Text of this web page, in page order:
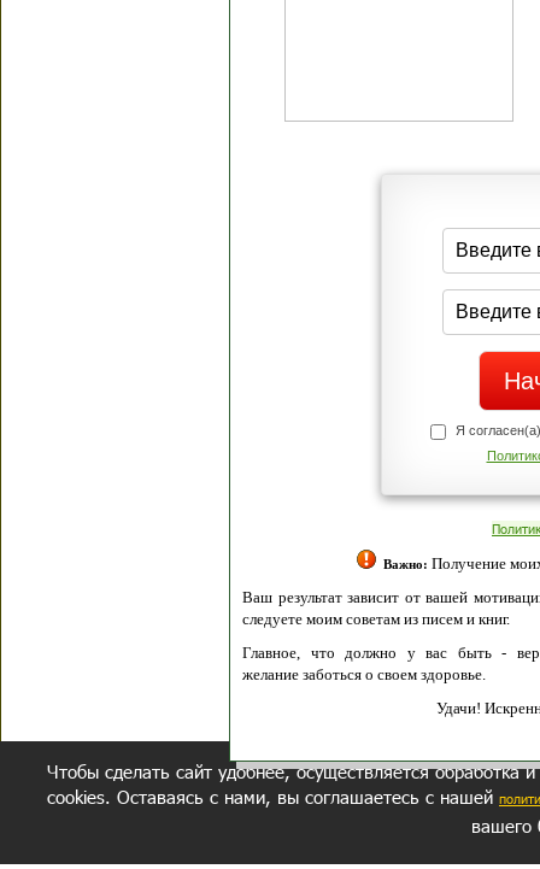
Я
Важно: Получение
Ваш результат зависит от вашей
следуете моим советам из писем и книг.
Главное, что должно у вас быть -
желание заботься о своем здоровье.
Удачи!
Чтобы сделать сайт удобнее, осуществляется обработка
cookies. Оставаясь с нами, вы соглашаетесь с нашей
вашего